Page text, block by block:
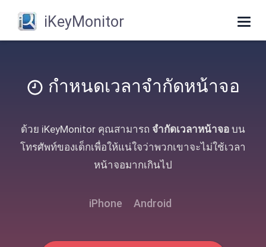
iKeyMonitor
กําหนดเวลาจํากัดหน้าจอ
ด้วย iKeyMonitor คุณสามารถ จํากัดเวลาหน้าจอ บน
โทรศัพท์ของเด็กเพื่อให้แน่ใจว่าพวกเขาจะไม่ใช้เวลา
หน้าจอมากเกินไป
iPhone Android